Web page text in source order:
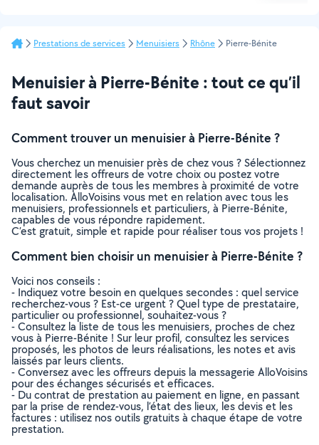
Prestations de services Menuisiers Rhône Pierre-Bénite
Menuisier à Pierre-Bénite : tout ce qu’il
faut savoir
Comment trouver un menuisier à Pierre-Bénite ?
Vous cherchez un menuisier près de chez vous ? Sélectionnez
directement les offreurs de votre choix ou postez votre
demande auprès de tous les membres à proximité de votre
localisation. AlloVoisins vous met en relation avec tous les
menuisiers, professionnels et particuliers, à Pierre-Bénite,
capables de vous répondre rapidement.
C’est gratuit, simple et rapide pour réaliser tous vos projets !
Comment bien choisir un menuisier à Pierre-Bénite ?
Voici nos conseils :
- Indiquez votre besoin en quelques secondes : quel service
recherchez-vous ? Est-ce urgent ? Quel type de prestataire,
particulier ou professionnel, souhaitez-vous ?
- Consultez la liste de tous les menuisiers, proches de chez
vous à Pierre-Bénite ! Sur leur profil, consultez les services
proposés, les photos de leurs réalisations, les notes et avis
laissés par leurs clients.
- Conversez avec les offreurs depuis la messagerie AlloVoisins
pour des échanges sécurisés et efficaces.
- Du contrat de prestation au paiement en ligne, en passant
par la prise de rendez-vous, l’état des lieux, les devis et les
factures : utilisez nos outils gratuits à chaque étape de votre
prestation.